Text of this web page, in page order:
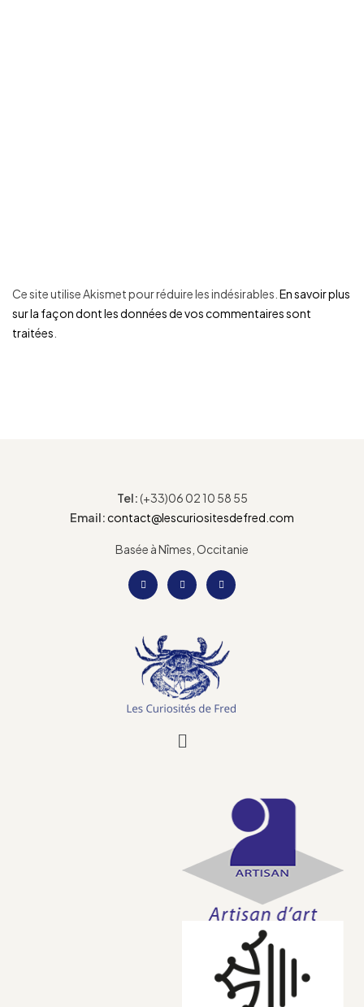
Ce site utilise Akismet pour réduire les indésirables. En savoir plus
sur la façon dont les données de vos commentaires sont
traitées
Tel:(+33)06 02 10 58 55
Email:contact@lescuriositesdefred.com
Basée à Nîmes, Occitanie